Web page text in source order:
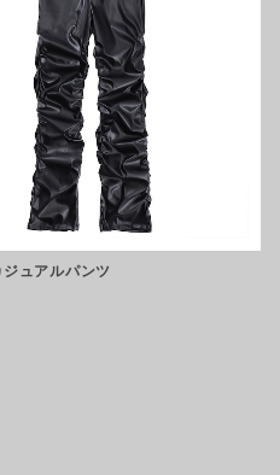
ュアルパンツ